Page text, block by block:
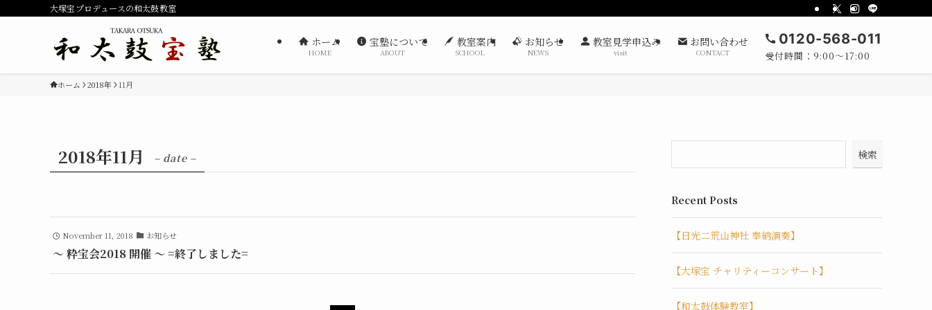
大塚宝プロデュースの和太鼓教室
ホーム
HOME
宝塾について
ABOUT
教室案内
SCHOOL
お知らせ
NEWS
教室見学申込み
visit
お問い合わせ
CONTACT
0120-568-011
受付時間：9:00～17:00
ホーム 2018年 11月
2018年11月 – date –
November 11, 2018 お知らせ
～ 粋宝会2018 開催 ～ =終了しました=
検索
Recent Posts
【日光二荒山神社 奉納演奏】
【大塚宝 チャリティーコンサート】
【和太鼓体験教室】